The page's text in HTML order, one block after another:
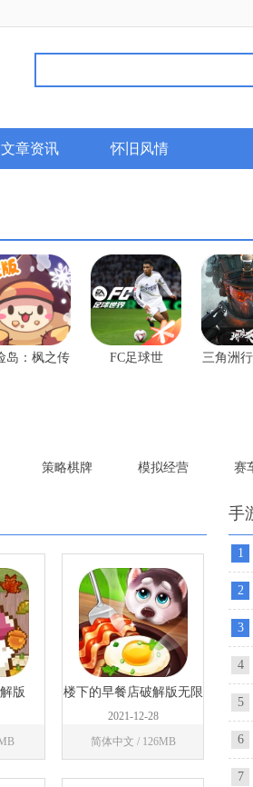
文章资讯 怀旧风情
岛：枫之传
FC足球世
三角洲
策略棋牌 模拟经营 赛
版
楼下的早餐店破解版无限
钻石
2021-12-28
简体中文 / 126MB
手
1
2
3
4
5
6
7